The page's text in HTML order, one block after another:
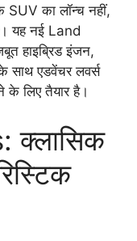
SUV का लॉन्च नहीं,
यह नई Land
हाइब्रिड इंजन,
साथ एडवेंचर लवर्स
के लिए तैयार है।
क्लासिक